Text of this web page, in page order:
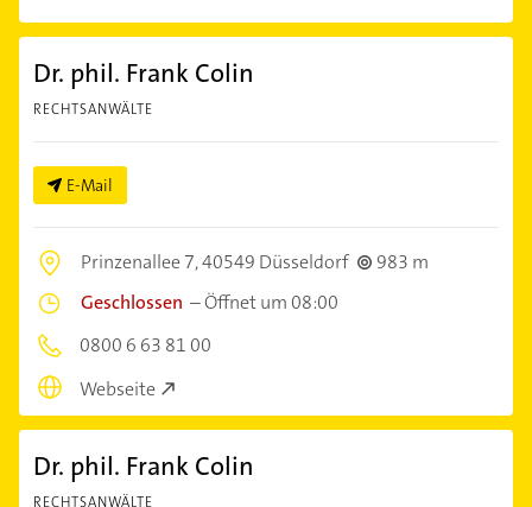
Dr. phil. Frank Colin
RECHTSANWÄLTE
E-Mail
Prinzenallee 7,40549 Düsseldorf
983 m
Geschlossen –Öffnet um 08:00
0800 6 63 81 00
Webseite
Dr. phil. Frank Colin
RECHTSANWÄLTE